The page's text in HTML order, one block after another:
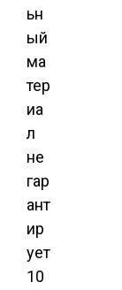
ьн
ый
ма
тер
иа
л
не
гар
ант
ир
ует
10